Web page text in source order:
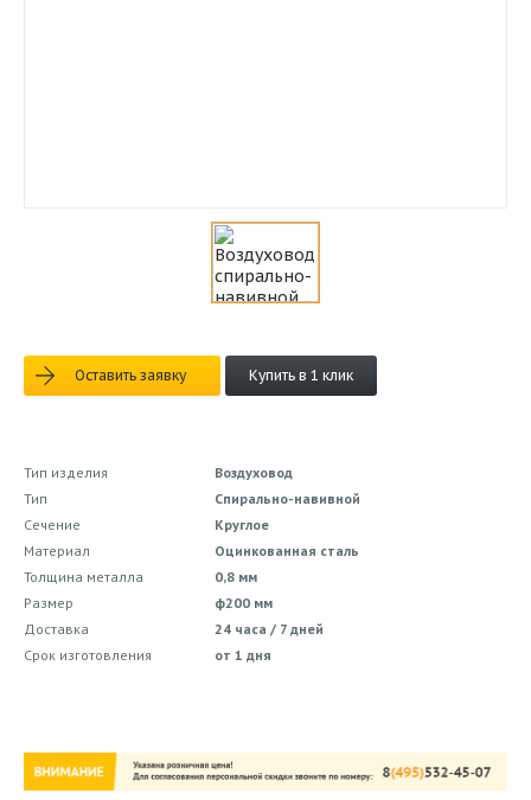
Оставить заявку Купить в 1 клик
Тип изделия
Воздуховод
Тип
Спирально-навивной
Сечение
Круглое
Материал
Оцинкованная сталь
Толщина металла
0,8 мм
Размер
ф200 мм
Доставка
24 часа / 7 дней
Срок изготовления
от 1 дня